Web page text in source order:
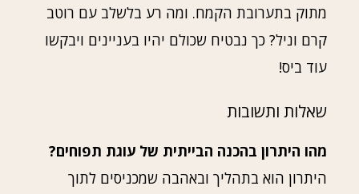
מתוק בתערובת הקמח. ומה רע בלשלב עם רוטב
קרם וניל? כך נבטיח שכולם יהיו בעניינים ויבקשו
עוד ביס!
שאלות ותשובות
מהו היתרון בהכנה הבייתית של עוגת תפוחים?
היתרון הוא בתהליך ובאהבה שמכניסים לתוך